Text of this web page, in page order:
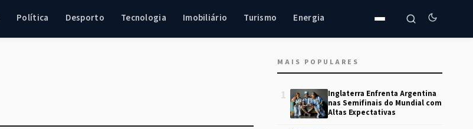
Política Desporto Tecnologia Imobiliário Turismo Energia
MAIS POPULARES
1
Inglaterra Enfrenta Argentina
nas Semifinais do Mundial com
Altas Expectativas